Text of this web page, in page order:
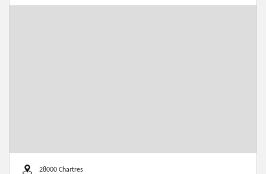
28000 Chartres